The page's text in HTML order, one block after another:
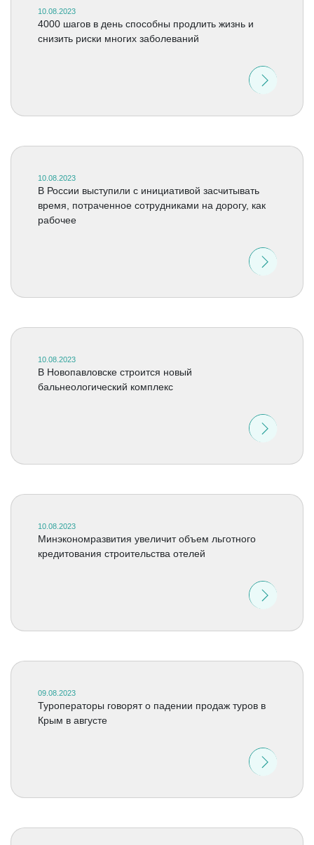
10.08.2023
4000 шагов в день способны продлить жизнь и
снизить риски многих заболеваний
10.08.2023
В России выступили с инициативой засчитывать
время, потраченное сотрудниками на дорогу, как
рабочее
10.08.2023
В Новопавловске строится новый
бальнеологический комплекс
10.08.2023
Минэкономразвития увеличит объем льготного
кредитования строительства отелей
09.08.2023
Туроператоры говорят о падении продаж туров в
Крым в августе